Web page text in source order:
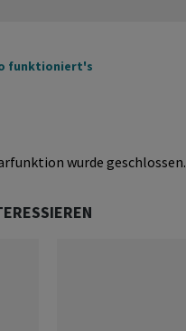
funktioniert's
wurde geschlossen.